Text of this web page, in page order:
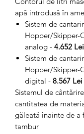
apă introdusă în
Sistem de
Hopper/Skipper-
analog - 4.652
Sistem de
Hopper/Skipper-
digital - 8.567
Sistemul de
cantitatea de
găleată înainte de a
tambur